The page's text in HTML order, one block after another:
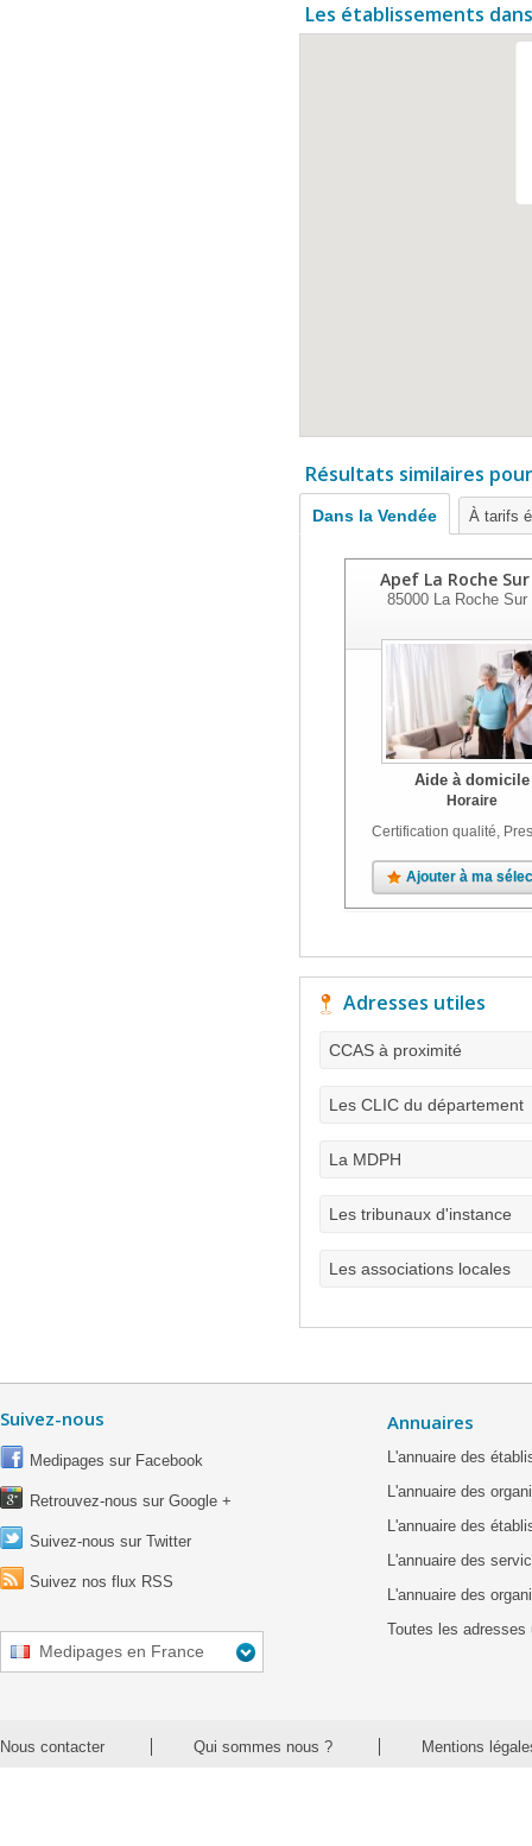
Les établissements
Résultats similaires
Dans la Vendée À tarifs
Apef La Roche
85000La Roche Sur
Aide à domicile
Horaire
Certification qualité,
Ajouter à ma
Adresses utiles
CCAS à proximité
Les CLIC du département
La MDPH
Les tribunaux d'instance
Les associations locales
Suivez-nous
Medipages sur Facebook
Retrouvez-nous sur Google +
Suivez-nous sur Twitter
Suivez nos flux RSS
Medipages en France
Annuaires
L'annuaire des
L'annuaire des
L'annuaire des
L'annuaire des
L'annuaire des
Toutes les adresses
Nous contacter Qui sommes nous ? Mentions